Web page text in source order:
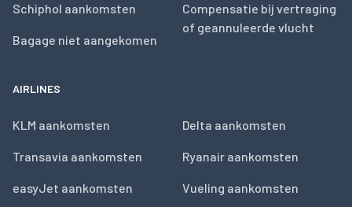
Schiphol aankomsten
Bagage niet aangekomen
Compensatie bij vertraging
of geannuleerde vlucht
AIRLINES
KLM aankomsten
Transavia aankomsten
easyJet aankomsten
Delta aankomsten
Ryanair aankomsten
Vueling aankomsten